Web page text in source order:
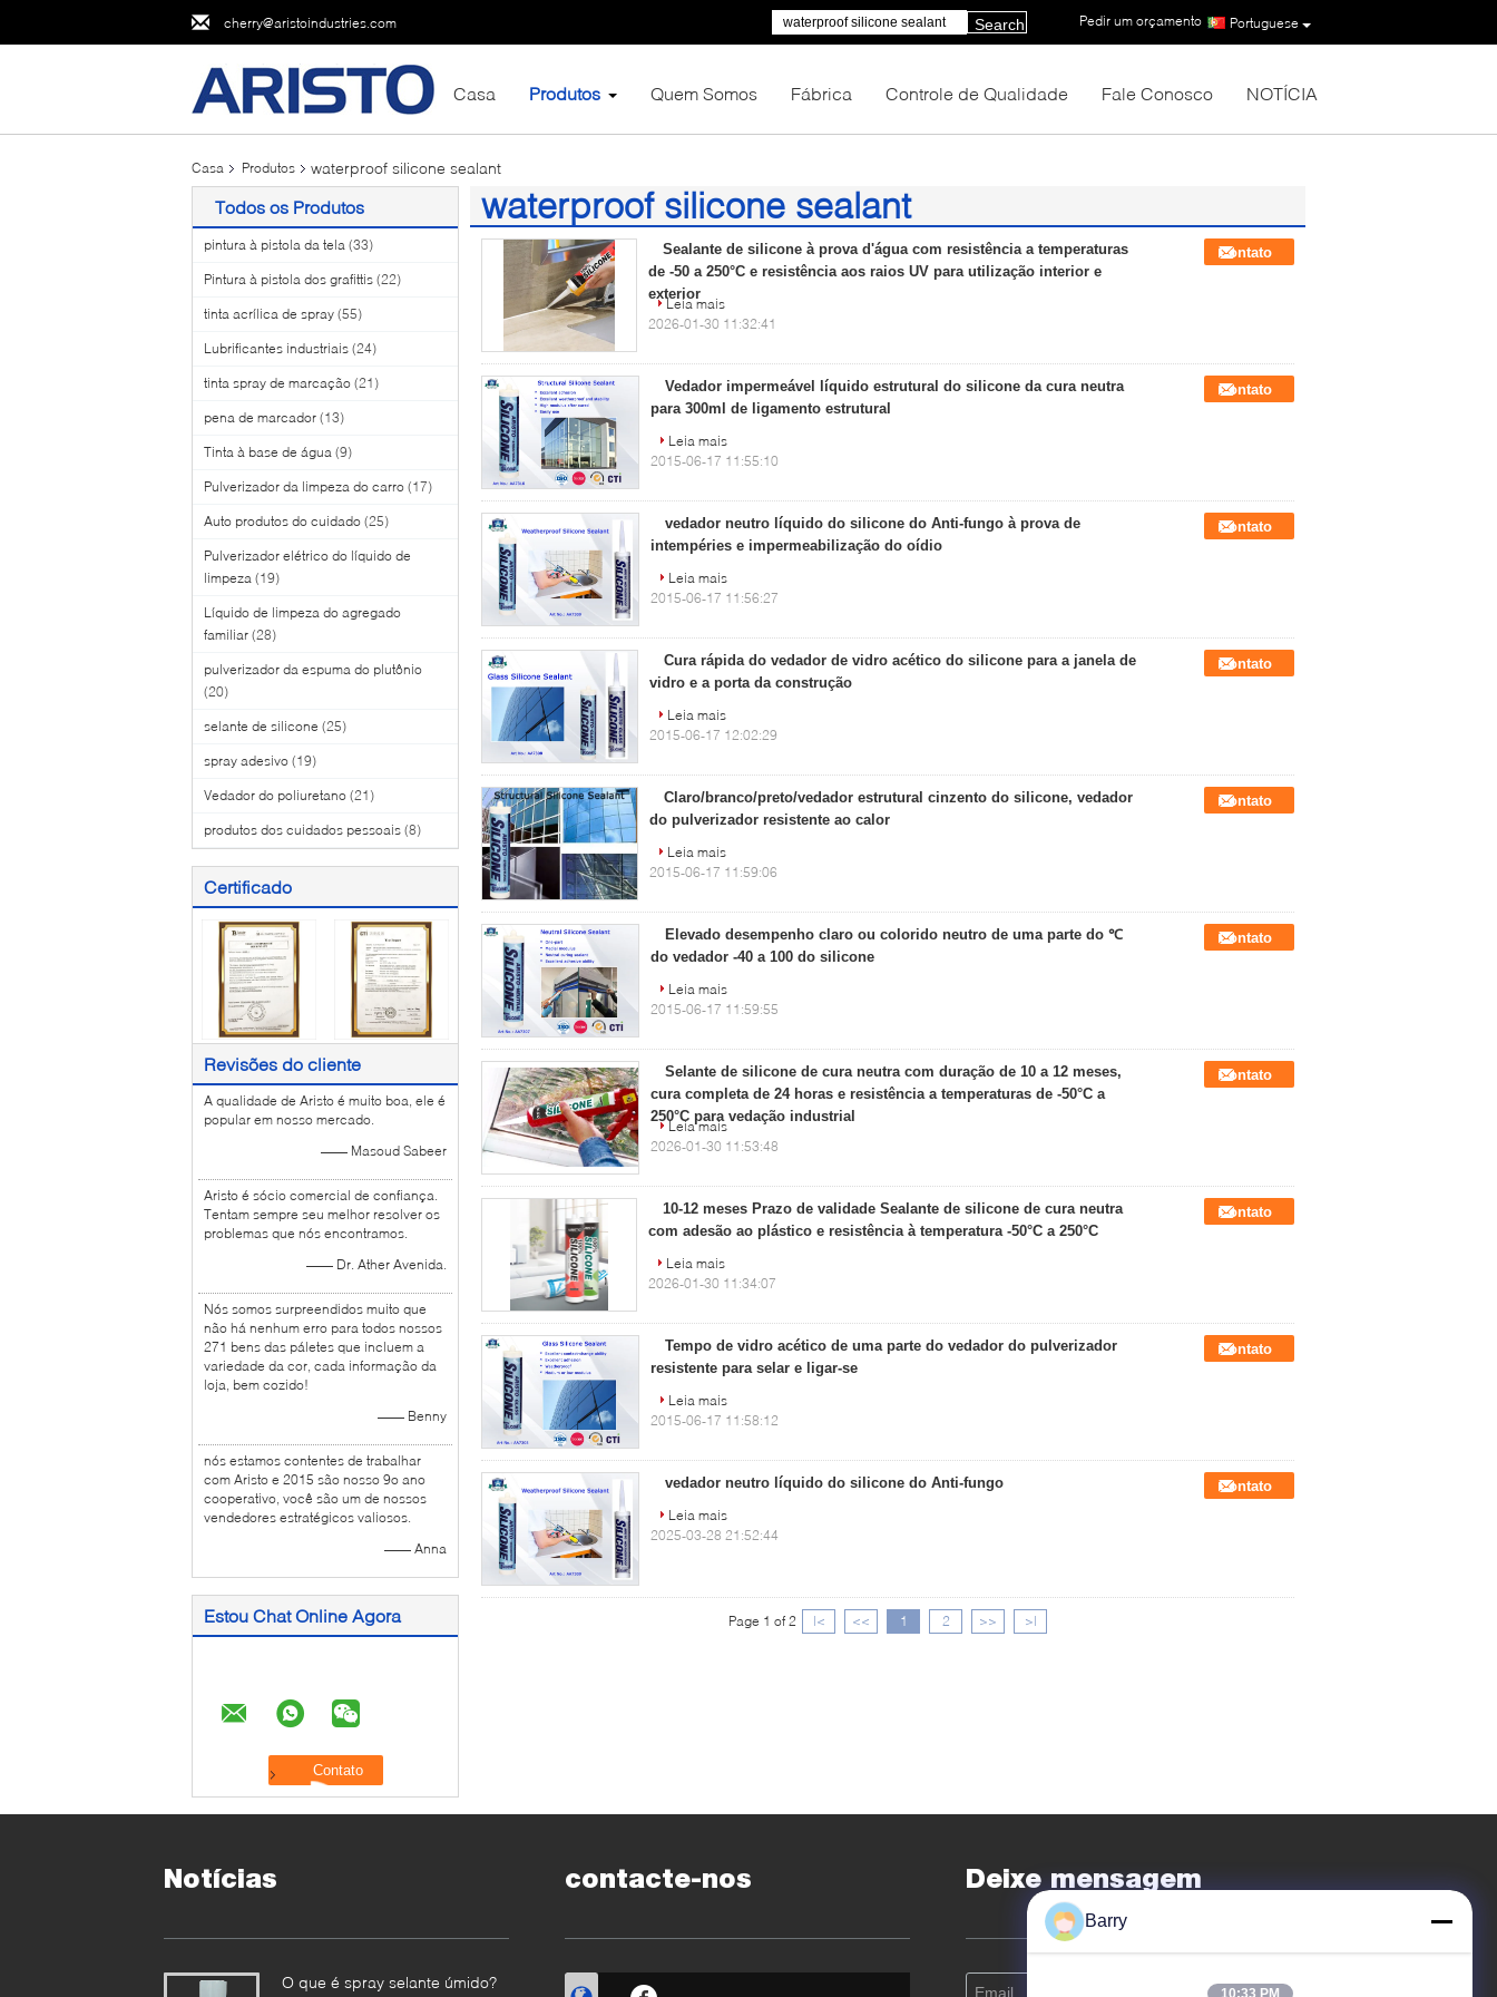
cherry@aristoindustries.com Portuguese
Pedir um orçamento |
Search
Casa Produtos Quem Somos Fábrica Controle de Qualidade Fale Conosco NOTÍCIA
Casa Produtos waterproof silicone sealant
Todos os Produtos
pintura à pistola da tela (33)
Pintura à pistola dos grafittis (22)
tinta acrílica de spray (55)
Lubrificantes industriais (24)
tinta spray de marcação (21)
pena de marcador (13)
Tinta à base de água (9)
Pulverizador da limpeza do carro (17)
Auto produtos do cuidado (25)
Pulverizador elétrico do líquido de
limpeza (19)
Líquido de limpeza do agregado
familiar (28)
pulverizador da espuma do plutônio
(20)
selante de silicone (25)
spray adesivo (19)
Vedador do poliuretano (21)
produtos dos cuidados pessoais (8)
Certificado
Revisões do cliente
A qualidade de Aristo é muito boa, ele é
popular em nosso mercado.
—— Masoud Sabeer
Aristo é sócio comercial de confiança.
Tentam sempre seu melhor resolver os
problemas que nós encontramos.
—— Dr. Ather Avenida.
Nós somos surpreendidos muito que
não há nenhum erro para todos nossos
271 bens das páletes que incluem a
variedade da cor, cada informação da
loja, bem cozido!
—— Benny
nós estamos contentes de trabalhar
com Aristo e 2015 são nosso 9o ano
cooperativo, você são um de nossos
vendedores estratégicos valiosos.
—— Anna
Estou Chat Online Agora
waterproof silicone sealant
(19)
Sealante de silicone à prova d'água com resistência a temperaturas
de -50 a 250°C e resistência aos raios UV para utilização interior e
exterior
Contato
Leia mais
2026-01-30 11:32:41
Vedador impermeável líquido estrutural do silicone da cura neutra
para 300ml de ligamento estrutural
Contato
Leia mais
2015-06-17 11:55:10
vedador neutro líquido do silicone do Anti-fungo à prova de
intempéries e impermeabilização do oídio
Contato
Leia mais
2015-06-17 11:56:27
Cura rápida do vedador de vidro acético do silicone para a janela de
vidro e a porta da construção
Contato
Leia mais
2015-06-17 12:02:29
Claro/branco/preto/vedador estrutural cinzento do silicone, vedador
do pulverizador resistente ao calor
Contato
Leia mais
2015-06-17 11:59:06
Elevado desempenho claro ou colorido neutro de uma parte do ℃
do vedador -40 a 100 do silicone
Contato
Leia mais
2015-06-17 11:59:55
Selante de silicone de cura neutra com duração de 10 a 12 meses,
cura completa de 24 horas e resistência a temperaturas de -50°C a
250°C para vedação industrial
Contato
Leia mais
2026-01-30 11:53:48
10-12 meses Prazo de validade Sealante de silicone de cura neutra
com adesão ao plástico e resistência à temperatura -50°C a 250°C
Contato
Leia mais
2026-01-30 11:34:07
Tempo de vidro acético de uma parte do vedador do pulverizador
resistente para selar e ligar-se
Contato
Leia mais
2015-06-17 11:58:12
vedador neutro líquido do silicone do Anti-fungo
Contato
Leia mais
2025-03-28 21:52:44
Page 1 of 2 |< << 1 2 >> >|
Notícias
O que é spray selante úmido?
contacte-nos Deixe mensagem
Barry
10:33 PM